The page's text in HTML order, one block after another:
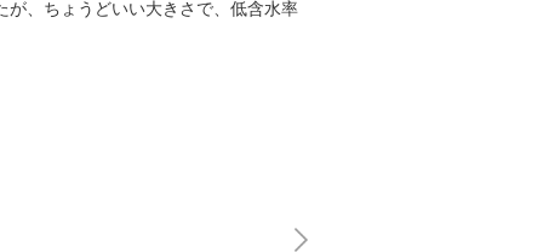
、ちょうどいい大きさで、低含水率